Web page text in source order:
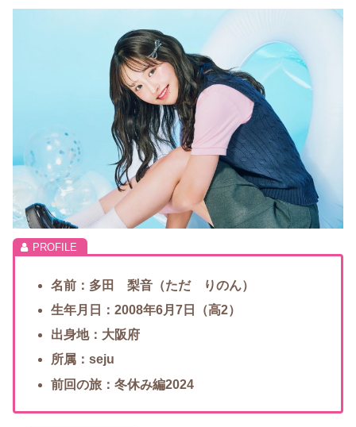
名前：多田 梨音（ただ りのん）
生年月日：2008年6月7日（高2）
出身地：大阪府
所属：seju
前回の旅：冬休み編2024